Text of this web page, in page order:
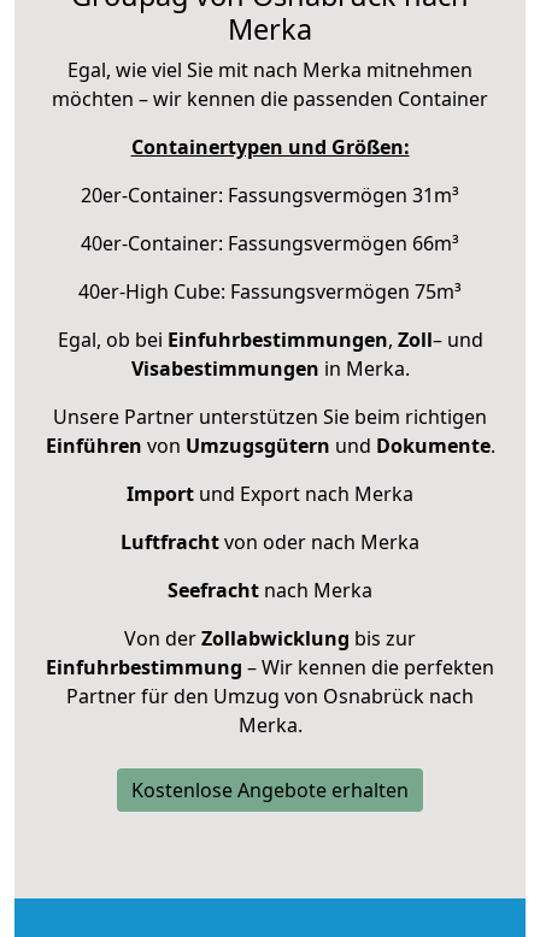
Merka
Egal, wie viel Sie mit nach Merka mitnehmen
möchten – wir kennen die passenden Container
Containertypen und Größen:
20er-Container: Fassungsvermögen 31m³
40er-Container: Fassungsvermögen 66m³
40er-High Cube: Fassungsvermögen 75m³
Egal, ob bei Einfuhrbestimmungen, Zoll– und
Visabestimmungen in Merka.
Unsere Partner unterstützen Sie beim richtigen
Einführen von Umzugsgütern und Dokumente.
Import und Export nach Merka
Luftfrachtvon oder nach Merka
Seefracht nach Merka
Von derZollabwicklung bis zur
Einfuhrbestimmung – Wir kennen die perfekten
Partner für den Umzug von Osnabrück nach
Merka.
Kostenlose Angebote erhalten